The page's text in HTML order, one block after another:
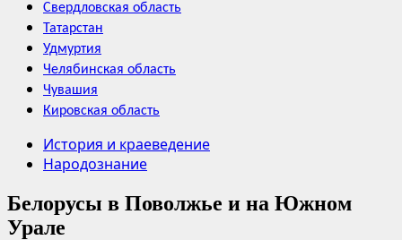
Свердловская область
Татарстан
Удмуртия
Челябинская область
Чувашия
Кировская область
История и краеведение
Народознание
Белорусы в Поволжье и на Южном
Урале